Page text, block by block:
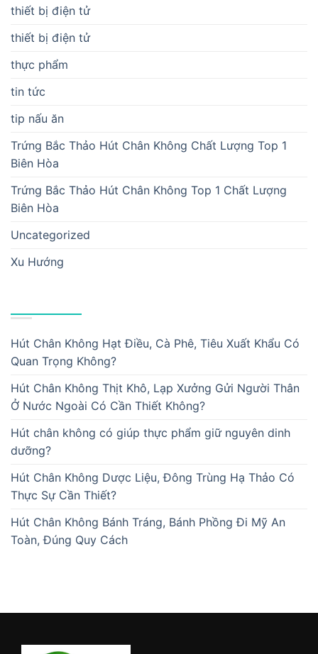
thiết bị điện tử
thiết bị điện tử
thực phẩm
tin tức
tip nấu ăn
Trứng Bắc Thảo Hút Chân Không Chất Lượng Top 1
Biên Hòa
Trứng Bắc Thảo Hút Chân Không Top 1 Chất Lượng
Biên Hòa
Uncategorized
Xu Hướng
Hút Chân Không Hạt Điều, Cà Phê, Tiêu Xuất Khẩu Có
Quan Trọng Không?
Hút Chân Không Thịt Khô, Lạp Xưởng Gửi Người Thân
Ở Nước Ngoài Có Cần Thiết Không?
Hút chân không có giúp thực phẩm giữ nguyên dinh
dưỡng?
Hút Chân Không Dược Liệu, Đông Trùng Hạ Thảo Có
Thực Sự Cần Thiết?
Hút Chân Không Bánh Tráng, Bánh Phồng Đi Mỹ An
Toàn, Đúng Quy Cách